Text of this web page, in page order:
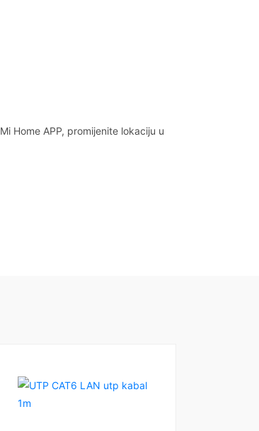
Home APP, promijenite lokaciju u